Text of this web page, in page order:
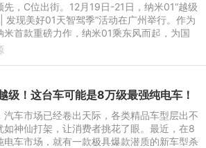
先，C位出街。12月19日-21日，纳米01“越级
| 发现美好01天智驾季”活动在广州举行。作为
米首款重磅力作，纳米01乘东风而起，为国
。携领先同级的宽适空间、精致配置、智能科
级！这台车可能是8万级最强纯电车！
汽车市场已经卷出天际，各类精品车型层出不
如神仙打架，让消费者挑花了眼。最近，在8
电车市场，就有一款极具爆款潜质的新车型杀